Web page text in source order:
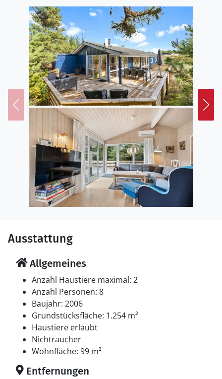
Ausstattung
Allgemeines
Anzahl Haustiere maximal: 2
Anzahl Personen: 8
Baujahr: 2006
Grundstücksfläche: 1.254 m²
Haustiere erlaubt
Nichtraucher
Wohnfläche: 99 m²
Entfernungen